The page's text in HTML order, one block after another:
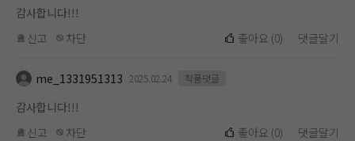
감사합니다!!!
신고
차단 좋아요 (0) 댓글달기
me_1331951313 2025.02.24 작품댓글
감사합니다!!!
신고
차단 좋아요 (0) 댓글달기